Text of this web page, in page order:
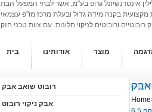
אינטרנשיונל גרופ בע"מ, אשר לבתי המפעל הבת
מקצועית בקנה מידה גדול ובעלת מרכז מו"פ עצמאי
בית אודותינו מוצר
רובוט שואב אבק
אבק ניקוי רובוט
אבק
Home